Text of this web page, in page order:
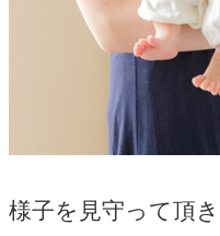
様子を見守って頂